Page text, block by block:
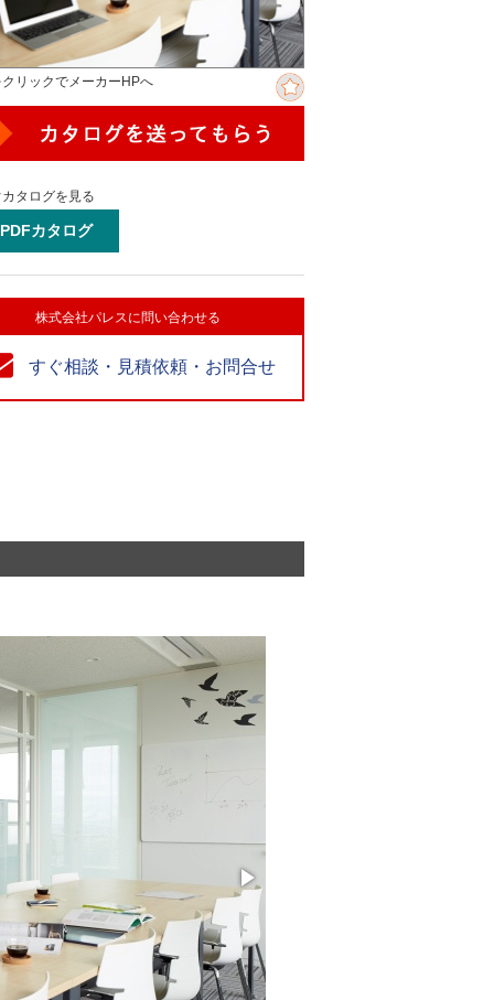
リックでメーカーHPへ
タログを見る
カタログ
株式会社パレスに問い合わせる
すぐ相談・見積依頼・お問合せ